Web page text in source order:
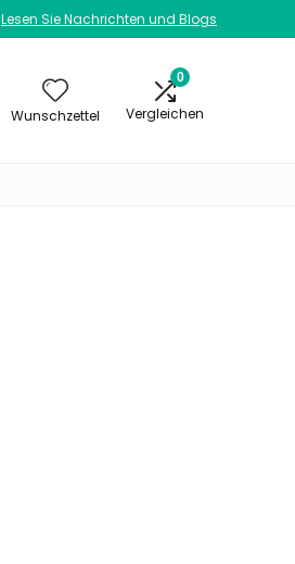
Lesen Sie Nachrichten und Blogs
Wunschzettel
0
Vergleichen